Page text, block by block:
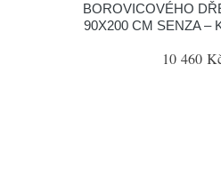
BOROVICOVÉHO
90X200 CM SENZA –
10 460